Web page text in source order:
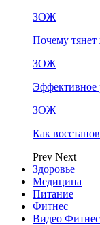
ЗОЖ
Почему тянет
ЗОЖ
Эффективное
ЗОЖ
Как
Prev Next
Здоровье
Медицина
Питание
Фитнес
Видео Фитнес